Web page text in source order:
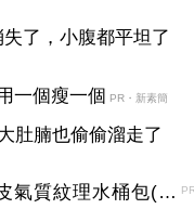
了，小腹都平坦了
一個瘦一個 PR・新素簡
肚腩也偷偷溜走了
女真皮包 手提包 斜背包 優雅牛皮氣質紋理水桶包(2色)【XBO7950112】＊艾美時尚(現+預)